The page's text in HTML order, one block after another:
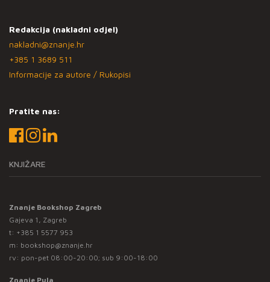
Redakcija (nakladni odjel)
nakladni@znanje.hr
+385 1 3689 511
Informacije za autore / Rukopisi
Pratite nas:
KNJIŽARE
Znanje Bookshop Zagreb
Gajeva 1, Zagreb
t: +385 1 5577 953
m: bookshop@znanje.hr
rv: pon-pet 08:00-20:00; sub 9:00-18:00
Znanje Pula